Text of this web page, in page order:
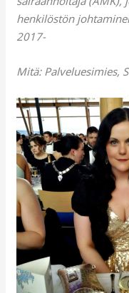
henkilöstön
2017-
Mitä: Palveluesimies,